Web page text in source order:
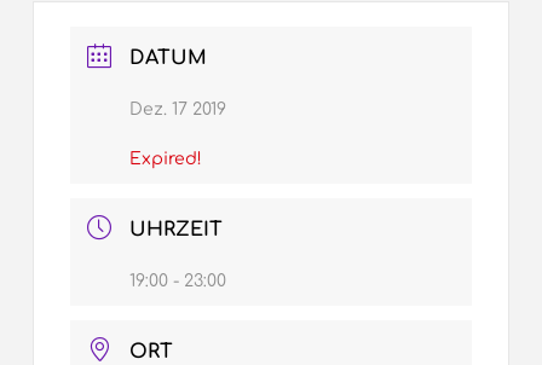
DATUM
Dez. 17 2019
Expired!
UHRZEIT
19:00 - 23:00
ORT